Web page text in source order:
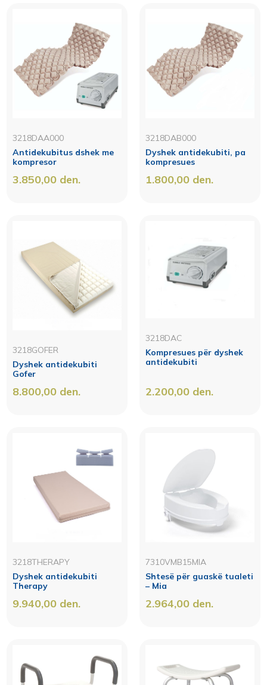
3218DAA000
Antidekubitus dshek me
kompresor
3.850,00 den.
3218DAB000
Dyshek antidekubiti, pa
kompresues
1.800,00 den.
3218GOFER
Dyshek antidekubiti
Gofer
8.800,00 den.
3218DAC
Kompresues për dyshek
antidekubiti
2.200,00 den.
3218THERAPY
Dyshek antidekubiti
Therapy
9.940,00 den.
7310VMB15MIA
Shtesë për guaskë tualeti
– Mia
2.964,00 den.